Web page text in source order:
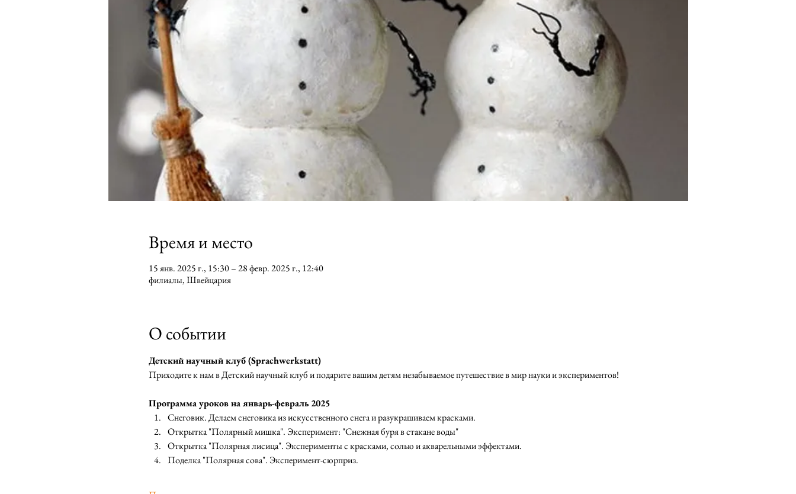
Время и место
15 янв. 2025 г., 15:30 – 28 февр. 2025 г., 12:40
филиалы, Швейцария
О событии
Детский научный клуб (Sprachwerkstatt)
Приходите к нам в Детский научный клуб и подарите вашим детям незабываемое путешествие в мир науки и экспериментов!
Программа уроков на январь-февраль 2025
Снеговик. Делаем снеговика из искусственного снега и разукрашиваем красками.
Открытка "Полярный мишка". Эксперимент: "Снежная буря в стакане воды"
Открытка "Полярная лисица". Эксперименты с красками, солью и акварельными эффектами.
Поделка "Полярная сова". Эксперимент-сюрприз.